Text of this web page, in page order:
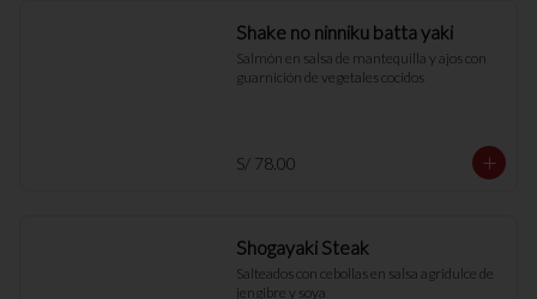
Shake no ninniku batta yaki
Salmón en salsa de mantequilla y ajos con
guarnición de vegetales cocidos
S/ 78.00
Shogayaki Steak
Salteados con cebollas en salsa agridulce de
jengibre y soya